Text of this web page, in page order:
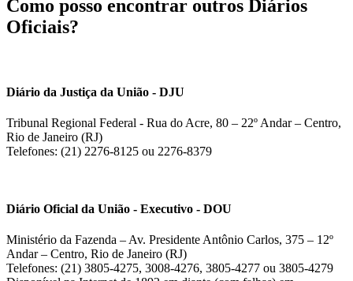
Como posso encontrar outros Diários
Oficiais?
Diário da Justiça da União - DJU
Tribunal Regional Federal - Rua do Acre, 80 – 22º Andar – Centro,
Rio de Janeiro (RJ)
Telefones: (21) 2276-8125 ou 2276-8379
Diário Oficial da União - Executivo - DOU
Ministério da Fazenda – Av. Presidente Antônio Carlos, 375 – 12º
Andar – Centro, Rio de Janeiro (RJ)
Telefones: (21) 3805-4275, 3008-4276, 3805-4277 ou 3805-4279